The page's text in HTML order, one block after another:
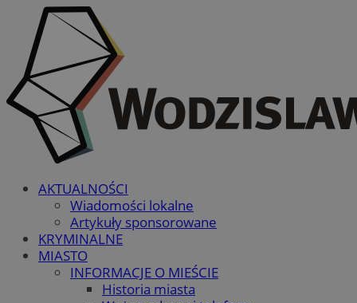
AKTUALNOŚCI
Wiadomości lokalne
Artykuły sponsorowane
KRYMINALNE
MIASTO
INFORMACJE O MIEŚCIE
Historia miasta